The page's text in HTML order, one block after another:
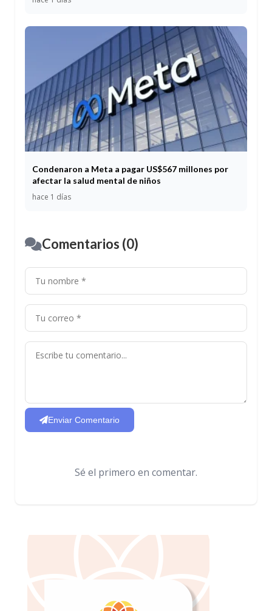
Condenaron a Meta a pagar US$567 millones por
afectar la salud mental de niños
hace 1 días
Comentarios (0)
Enviar Comentario
Sé el primero en comentar.